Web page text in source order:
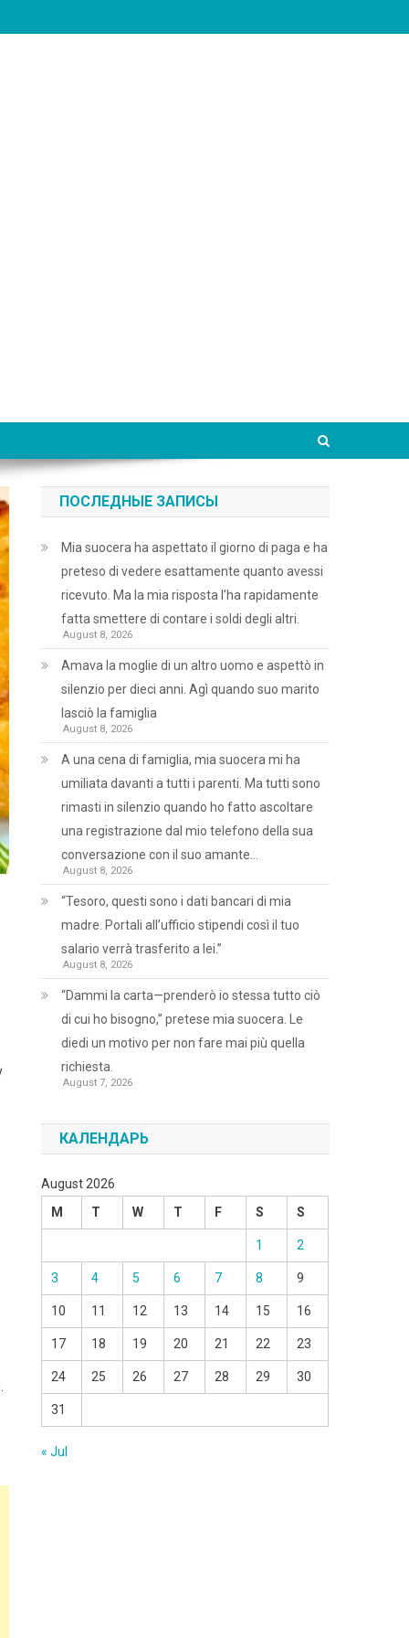
ПОСЛЕДНЫЕ ЗАПИСЫ
Mia suocera ha aspettato il giorno di paga e ha
preteso di vedere esattamente quanto avessi
ricevuto. Ma la mia risposta l’ha rapidamente
fatta smettere di contare i soldi degli altri.
August 8, 2026
Amava la moglie di un altro uomo e aspettò in
silenzio per dieci anni. Agì quando suo marito
lasciò la famiglia
August 8, 2026
A una cena di famiglia, mia suocera mi ha
umiliata davanti a tutti i parenti. Ma tutti sono
rimasti in silenzio quando ho fatto ascoltare
una registrazione dal mio telefono della sua
conversazione con il suo amante…
August 8, 2026
“Tesoro, questi sono i dati bancari di mia
madre. Portali all’ufficio stipendi così il tuo
salario verrà trasferito a lei.”
August 8, 2026
“Dammi la carta—prenderò io stessa tutto ciò
di cui ho bisogno,” pretese mia suocera. Le
diedi un motivo per non fare mai più quella
richiesta.
August 7, 2026
КАЛЕНДАРЬ
August 2026
M
T W T F S S
1 2
3 4 5 6 7 8 9
10 11 12 13 14 15 16
17 18 19 20 21 22 23
24 25 26 27 28 29 30
31
« Jul